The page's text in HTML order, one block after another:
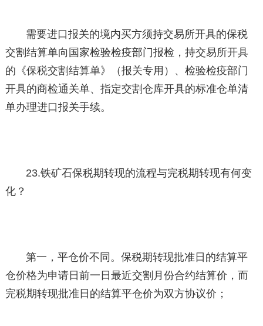
需要进口报关的境内买方须持交易所开具的保税
交割结算单向国家检验检疫部门报检，持交易所开具
的《保税交割结算单》（报关专用）、检验检疫部门
开具的商检通关单、指定交割仓库开具的标准仓单清
单办理进口报关手续。
23.铁矿石保税期转现的流程与完税期转现有何变
化？
第一，平仓价不同。保税期转现批准日的结算平
仓价格为申请日前一日最近交割月份合约结算价，而
完税期转现批准日的结算平仓价为双方协议价；